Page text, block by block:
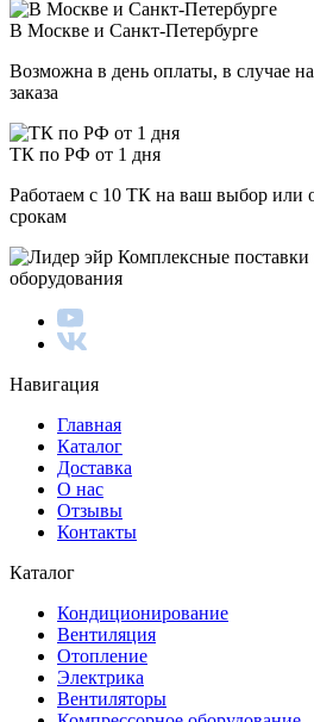
В Москве и Санкт-Петербурге
Возможна в день оплаты, в случае
заказа
ТК по РФ от 1 дня
Работаем с 10 ТК на ваш выбор или
срокам
Комплексные
оборудования
Навигация
Главная
Каталог
Доставка
О нас
Отзывы
Контакты
Каталог
Кондиционирование
Вентиляция
Отопление
Электрика
Вентиляторы